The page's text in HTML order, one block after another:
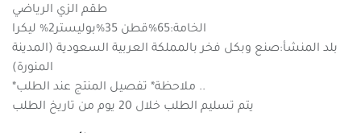
طقم الزي الرياضي
الخامة:65%قطن 35%بوليستر2% ليكرا
بلد المنشأ:صنع وبكل فخر بالمملكة العربية السعودية (المدينة
المنورة)
*ملاحظة* تفصيل المنتج عند الطلب ..
يتم تسليم الطلب خلال 20 يوم من تاريخ الطلب